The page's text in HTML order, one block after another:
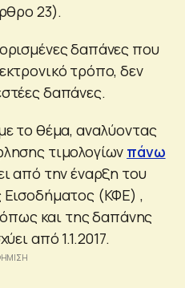
23).
δαπάνες που
τρόπο, δεν
δαπάνες.
το θέμα, αναλύοντας
τιμολογίων πάνω
από την έναρξη του
Εισοδήματος (ΚΦΕ) ,
και της δαπάνης
από 1.1.2017.